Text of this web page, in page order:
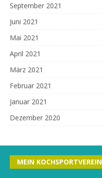
September 2021
Juni 2021
Mai 2021
April 2021
März 2021
Februar 2021
Januar 2021
Dezember 2020
MEIN KOCHSPORTVEREIN